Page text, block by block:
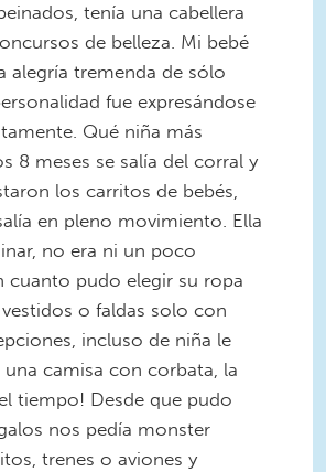
tenía una cabellera
de belleza. Mi bebé
alegría tremenda de sólo
fue expresándose
Qué niña más
8 meses se salía del corral y
los carritos de bebés,
en pleno movimiento. Ella
no era ni un poco
cuanto pudo elegir su ropa
o faldas solo con
incluso de niña le
camisa con corbata, la
tiempo! Desde que pudo
nos pedía monster
trenes o aviones y